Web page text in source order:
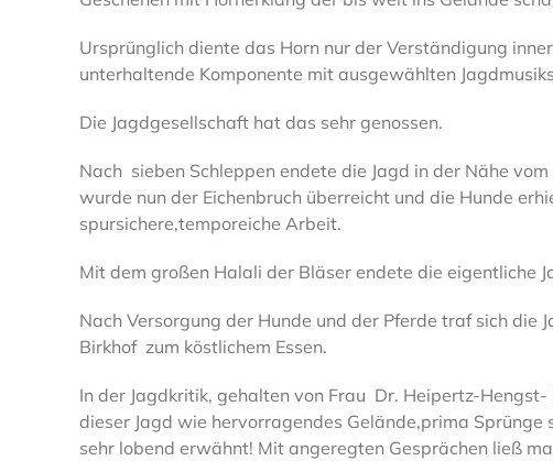
Ursprünglich diente das Horn nur der Verständigung
unterhaltende Komponente mit ausgewählten
Die Jagdgesellschaft hat das sehr genossen.
Nach sieben Schleppen endete die Jagd in der Nähe
wurde nun der Eichenbruch überreicht und die Hunde
spursichere,temporeiche Arbeit.
Mit dem großen Halali der Bläser endete die eigentliche
Nach Versorgung der Hunde und der Pferde traf sich die
Birkhof zum köstlichem Essen.
In der Jagdkritik, gehalten von Frau Dr. Heipertz-
dieser Jagd wie hervorragendes Gelände,prima
sehr lobend erwähnt! Mit angeregten Gesprächen ließ